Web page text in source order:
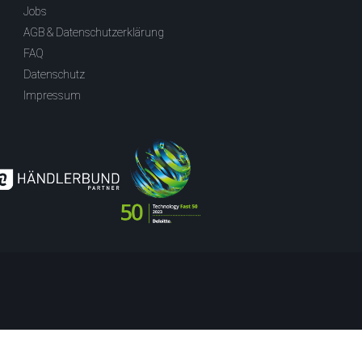
Jobs
AGB & Datenschutzerklärung
FAQ
Datenschutz
Impressum